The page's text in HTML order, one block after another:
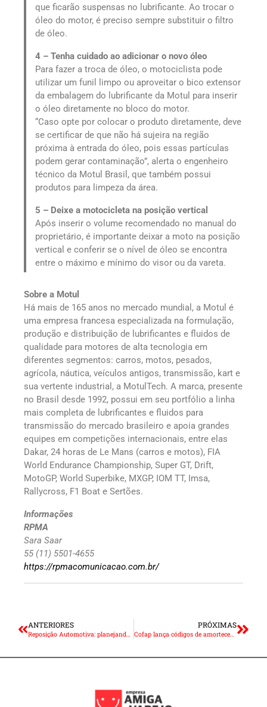
que ficarão suspensas no lubrificante. Ao trocar o
óleo do motor, é preciso sempre substituir o filtro
de óleo.
4 – Tenha cuidado ao adicionar o novo óleo
Para fazer a troca de óleo, o motociclista pode
utilizar um funil limpo ou aproveitar o bico extensor
da embalagem do lubrificante da Motul para inserir
o óleo diretamente no bloco do motor.
“Caso opte por colocar o produto diretamente, deve
se certificar de que não há sujeira na região
próxima à entrada do óleo, pois essas partículas
podem gerar contaminação”, alerta o engenheiro
técnico da Motul Brasil, que também possui
produtos para limpeza da área.
5 – Deixe a motocicleta na posição vertical
Após inserir o volume recomendado no manual do
proprietário, é importante deixar a moto na posição
vertical e conferir se o nível de óleo se encontra
entre o máximo e mínimo do visor ou da vareta.
Sobre a Motul
Há mais de 165 anos no mercado mundial, a Motul é
uma empresa francesa especializada na formulação,
produção e distribuição de lubrificantes e fluidos de
qualidade para motores de alta tecnologia em
diferentes segmentos: carros, motos, pesados,
agrícola, náutica, veículos antigos, transmissão, kart e
sua vertente industrial, a MotulTech. A marca, presente
no Brasil desde 1992, possui em seu portfólio a linha
mais completa de lubrificantes e fluidos para
transmissão do mercado brasileiro e apoia grandes
equipes em competições internacionais, entre elas
Dakar, 24 horas de Le Mans (carros e motos), FIA
World Endurance Championship, Super GT, Drift,
MotoGP, World Superbike, MXGP, IOM TT, Imsa,
Rallycross, F1 Boat e Sertões.
Informações
RPMA
Sara Saar
55 (11) 5501-4655
https://rpmacomunicacao.com.br/
ANTERIORES
Reposição Automotiva: planejando a demanda no pós-pandemia
PRÓXIMAS
Cofap lança códigos de amortecedores Trailblazer